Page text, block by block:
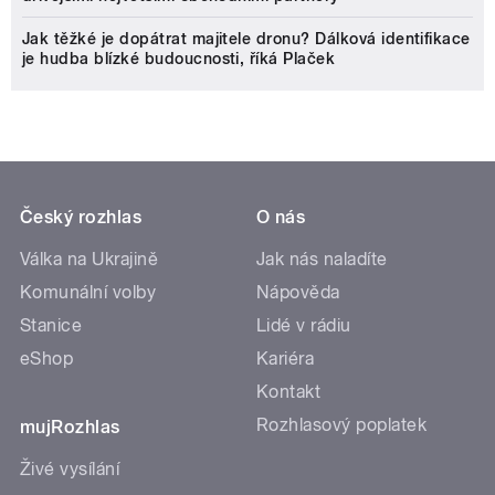
Jak těžké je dopátrat majitele dronu? Dálková identifikace
je hudba blízké budoucnosti, říká Plaček
Český rozhlas
Válka na Ukrajině
Komunální volby
Stanice
eShop
mujRozhlas
Živé vysílání
O nás
Jak nás naladíte
Nápověda
Lidé v rádiu
Kariéra
Kontakt
Rozhlasový poplatek